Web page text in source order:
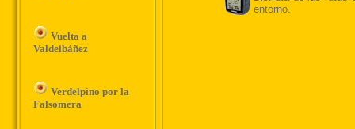
Vuelta a
Valdeibáñez
Verdelpino por la
Falsomera